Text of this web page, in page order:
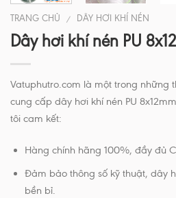
TRANG CHỦ / DÂY HƠI KHÍ NÉN
Dây hơi khí nén PU
Vatuphutro.com là một trong những
cung cấp dây hơi khí nén PU
tôi cam kết:
Hàng chính hãng 100%, đầy đủ
Đảm bảo thông số kỹ thuật, dây
bền bỉ.